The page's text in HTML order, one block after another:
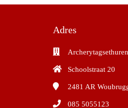
Adres
Schoolstraat 20
2481 AR
085 5055123